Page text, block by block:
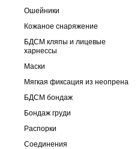
Ошейники
Кожаное снаряжение
БДСМ кляпы и лицевые
харнессы
Маски
Мягкая фиксация из неопрена
БДСМ бондаж
Бондаж груди
Распорки
Соединения